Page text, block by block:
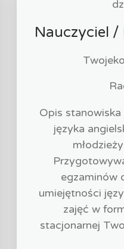
Opis
języka
egzaminów
umiejętności
zajęć w
stacjonarnej